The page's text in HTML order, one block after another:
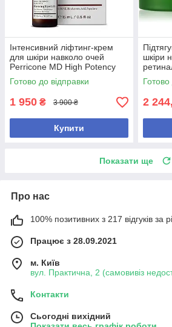
Інтенсивний ліфтинг-крем
для шкіри навколо очей
Perricone MD High Potency
Classics Firming Eye Lift
Готово до відправки
1 950 ₴ 3 900 ₴
Купити
шкіри
Готово
2
Показати ще
Про нас
100% позитивних з 217 відгуків за
Працює з 28.09.2021
м. Київ
вул. Практична, 2 (самовивіз
Контакти
Сьогодні вихідний